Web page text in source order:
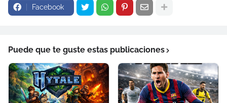
Facebook
Puede que te guste estas publicaciones